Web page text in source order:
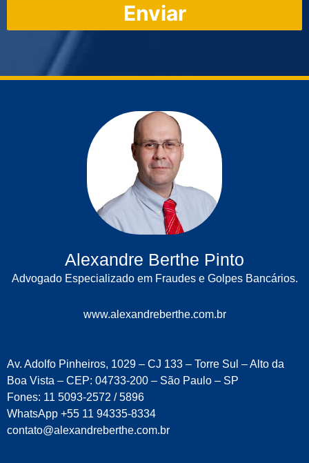
Alexandre Berthe Pinto
Advogado Especializado em Fraudes e Golpes Bancários.
www.alexandreberthe.com.br
Av. Adolfo Pinheiros, 1029 – CJ 133 – Torre Sul – Alto da
Boa Vista – CEP: 04733-200 – São Paulo – SP
Fones: 11 5093-2572 / 5896
WhatsApp +55 11 94335-8334
contato@alexandreberthe.com.br